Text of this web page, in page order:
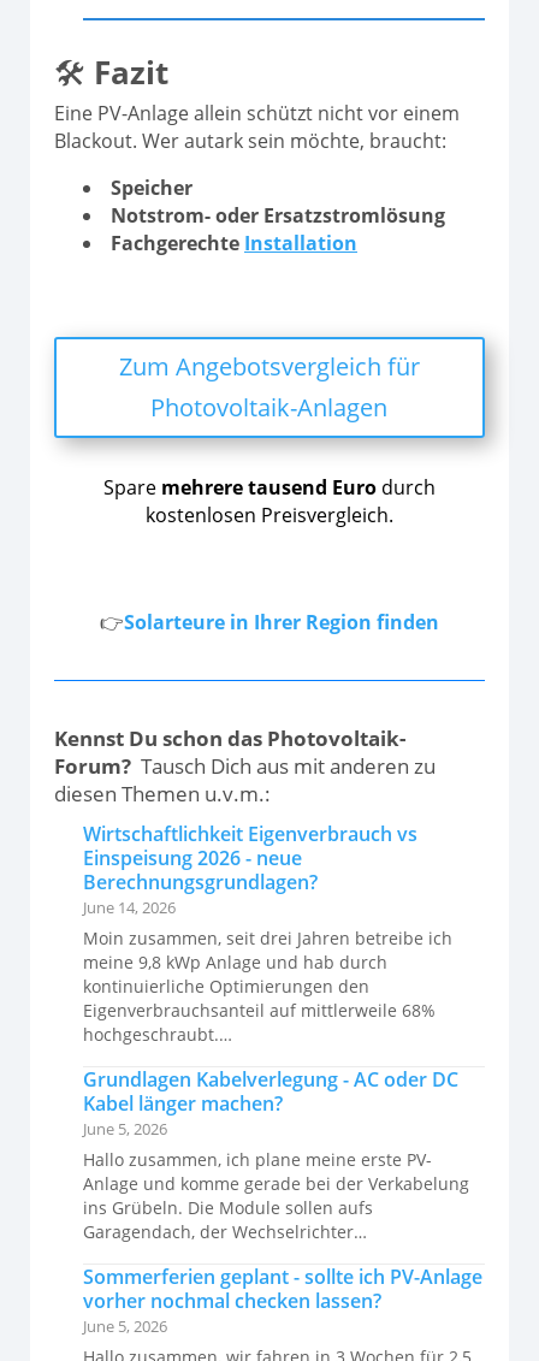
🛠 Fazit
Eine PV-Anlage allein schützt nicht vor einem
Blackout. Wer autark sein möchte, braucht:
Speicher
Notstrom- oder Ersatzstromlösung
Fachgerechte Installation
Zum Angebotsvergleich für
Photovoltaik-Anlagen
Spare mehrere tausend Eurodurch
kostenlosen Preisvergleich.
👉Solarteure in Ihrer Region finden
Kennst Du schon das Photovoltaik-
Forum? Tausch Dich aus mit anderen zu
diesen Themen u.v.m.:
Wirtschaftlichkeit Eigenverbrauch vs
Einspeisung 2026 - neue
Berechnungsgrundlagen?
June 14, 2026
Moin zusammen, seit drei Jahren betreibe ich
meine 9,8 kWp Anlage und hab durch
kontinuierliche Optimierungen den
Eigenverbrauchsanteil auf mittlerweile 68%
hochgeschraubt.…
Grundlagen Kabelverlegung - AC oder DC
Kabel länger machen?
June 5, 2026
Hallo zusammen, ich plane meine erste PV-
Anlage und komme gerade bei der Verkabelung
ins Grübeln. Die Module sollen aufs
Garagendach, der Wechselrichter…
Sommerferien geplant - sollte ich PV-Anlage
vorher nochmal checken lassen?
June 5, 2026